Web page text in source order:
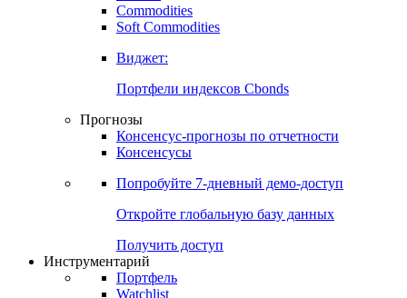
Commodities
Золото
Бензин
Soft Commodities
Виджет:
Портфели индексов Cbonds
Прогнозы
Консенсусы
Попробуйте7-дневный
Откройте глобальную базу данных